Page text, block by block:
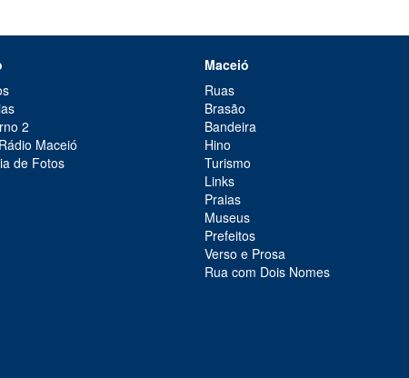
2
Maceió
de Fotos
Maceió
Ruas
Brasão
Bandeira
Hino
Turismo
Links
Praias
Museus
Prefeitos
Verso e Prosa
Rua com Dois Nomes